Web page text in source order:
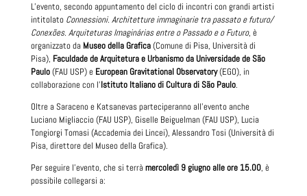
L’evento, secondo appuntamento del ciclo di incontri con grandi artisti
intitolato Connessioni. Architetture immaginarie tra passato e futuro/
Conexões. Arquiteturas Imaginárias entre o Passado e o Futuro, è
organizzato da Museo della Grafica(Comune di Pisa, Università di
Pisa), Faculdade de Arquitetura e Urbanismo da Universidade de São
Paulo(FAU USP) e European Gravitational Observatory(EGO), in
collaborazione con l’Istituto Italiano di Cultura di São Paulo.
Oltre a Saraceno e Katsanevas parteciperanno all’evento anche
Luciano Migliaccio (FAU USP), Giselle Beiguelman (FAU USP), Lucia
Tongiorgi Tomasi (Accademia dei Lincei), Alessandro Tosi (Università di
Pisa, direttore del Museo della Grafica).
Per seguire l’evento, che si terràmercoledì 9 giugno alle ore 15.00, è
possibile collegarsi a: